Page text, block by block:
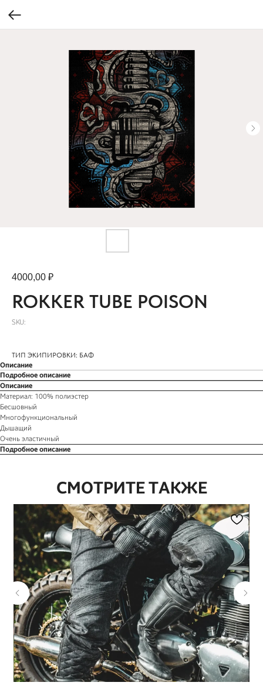
ROKKER TUBE POISON
SKU:
4000,00 ₽
ТИП ЭКИПИРОВКИ: БАФ
Описание
Подробное описание
Описание
Материал: 100% полиэстер
Бесшовный
Многофункциональный
Дышащий
Очень эластичный
Подробное описание
СМОТРИТЕ ТАКЖЕ